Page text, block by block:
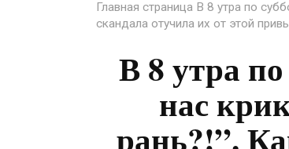
Главная страница В 8 утра по
скандала отучила их от этой
В 8 утра
нас
рань?!”.